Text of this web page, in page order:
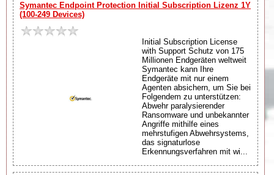
Symantec Endpoint Protection Initial Subscription Lizenz 1Y
(100-249 Devices)
Initial Subscription License
with Support Schutz von 175
Millionen Endgeräten weltweit
Symantec kann Ihre
Endgeräte mit nur einem
Agenten absichern, um Sie bei
Folgendem zu unterstützen:
Abwehr paralysierender
Ransomware und unbekannter
Angriffe mithilfe eines
mehrstufigen Abwehrsystems,
das signaturlose
Erkennungsverfahren mit wi...